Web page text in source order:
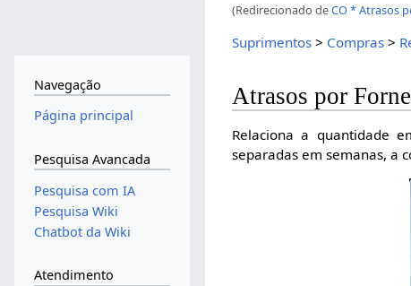
(Redirecionado deCO * Atrasos
Suprimentos > Compras >
Atrasos por
Relaciona a quantidade
separadas em semanas, a
Navegação
Página principal
Pesquisa Avancada
Pesquisa com IA
Pesquisa Wiki
Chatbot da Wiki
Atendimento